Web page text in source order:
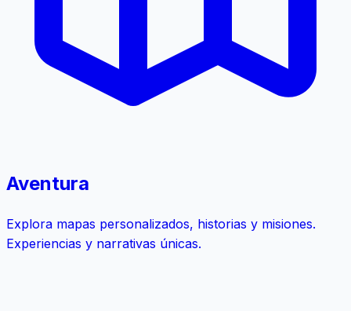
Aventura
Explora mapas personalizados, historias y misiones.
Experiencias y narrativas únicas.